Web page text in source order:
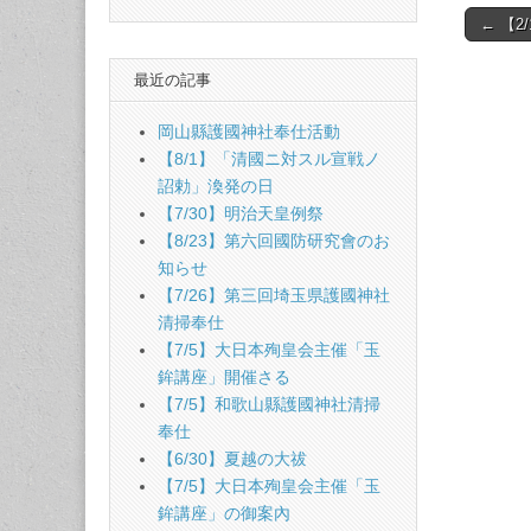
Post
← 【2/
最近の記事
岡山縣護國神社奉仕活動
【8/1】「清國ニ対スル宣戦ノ
詔勅」渙発の日
【7/30】明治天皇例祭
【8/23】第六回國防研究會のお
知らせ
【7/26】第三回埼玉県護國神社
清掃奉仕
【7/5】大日本殉皇会主催「玉
鉾講座」開催さる
【7/5】和歌山縣護國神社清掃
奉仕
【6/30】夏越の大祓
【7/5】大日本殉皇会主催「玉
鉾講座」の御案內